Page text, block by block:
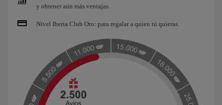
y obtener aún más ventajas.
Nivel Iberia Club Oro: para regalar a quien tú quieras.